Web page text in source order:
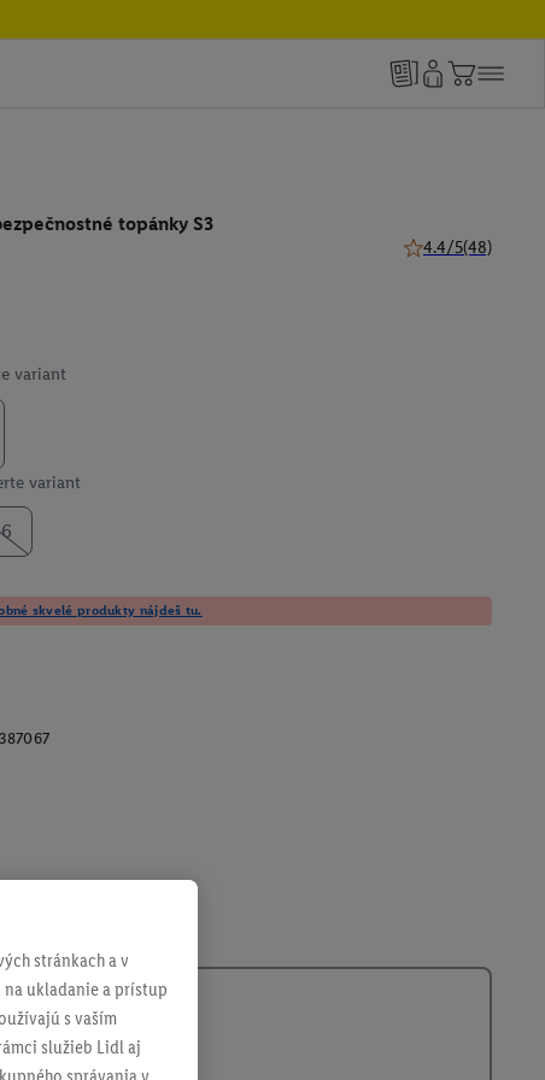
topánky S3
4.4/5(48)
variant
variant
skvelé produkty nájdeš tu.
stránkach a v
ukladanie a prístup
s vaším
služieb Lidl aj
správania v